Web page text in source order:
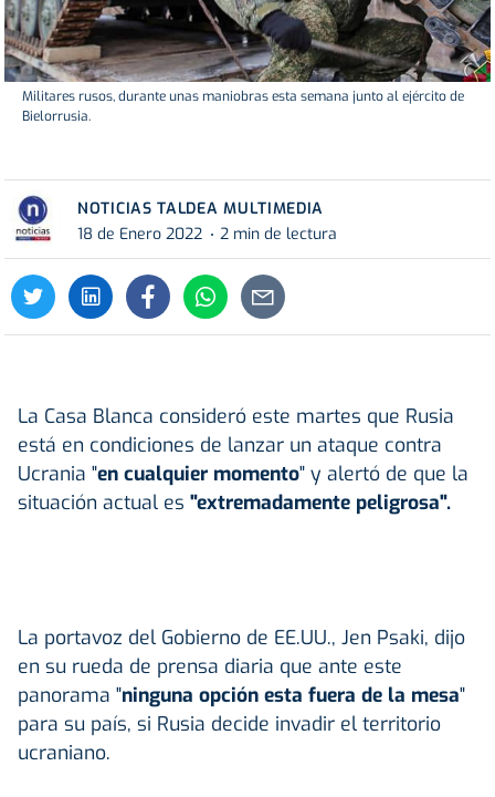
Militares rusos, durante unas maniobras esta semana junto al ejército de
Bielorrusia.
NOTICIAS TALDEA MULTIMEDIA
18 de Enero 2022
2 min de lectura
La Casa Blanca consideró este martes que Rusia
está en condiciones de lanzar un ataque contra
Ucrania "en cualquier momento" y alertó de que la
situación actual es "extremadamente peligrosa".
La portavoz del Gobierno de EE.UU., Jen Psaki, dijo
en su rueda de prensa diaria que ante este
panorama "ninguna opción esta fuera de la mesa"
para su país, si Rusia decide invadir el territorio
ucraniano.